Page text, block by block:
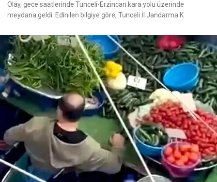
Olay, gece saatlerinde Tunceli-Erzincan kara yolu üzerinde
meydana geldi. Edinilen bilgiye göre, Tunceli İl Jandarma K